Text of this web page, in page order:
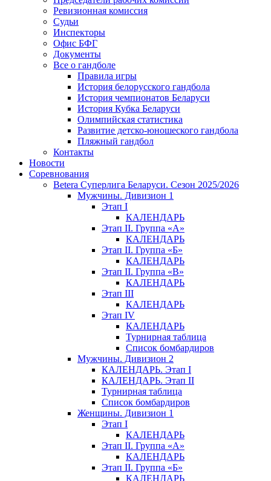
Ревизионная комиссия
Судьи
Инспекторы
Офис БФГ
Документы
Все о гандболе
Правила игры
История белорусского гандбола
История чемпионатов Беларуси
История Кубка Беларуси
Олимпийская статистика
Развитие детско-юношеского гандбола
Пляжный гандбол
Контакты
Новости
Соревнования
Betera Суперлига Беларуси. Сезон 2025/2026
Мужчины. Дивизион 1
Этап I
КАЛЕНДАРЬ
Этап II. Группа «А»
КАЛЕНДАРЬ
Этап II. Группа «Б»
КАЛЕНДАРЬ
Этап II. Группа «В»
КАЛЕНДАРЬ
Этап III
КАЛЕНДАРЬ
Этап IV
КАЛЕНДАРЬ
Турнирная таблица
Список бомбардиров
Мужчины. Дивизион 2
КАЛЕНДАРЬ. Этап I
КАЛЕНДАРЬ. Этап II
Турнирная таблица
Список бомбардиров
Женщины. Дивизион 1
Этап I
КАЛЕНДАРЬ
Этап II. Группа «А»
КАЛЕНДАРЬ
Этап II. Группа «Б»
КАЛЕНДАРЬ